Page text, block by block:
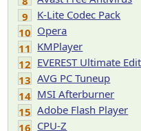
9
K-Lite Codec Pack
10 Opera
11 KMPlayer
12 EVEREST Ultimate
13 AVG PC Tuneup
14 MSI Afterburner
15 Adobe Flash Player
16 CPU-Z